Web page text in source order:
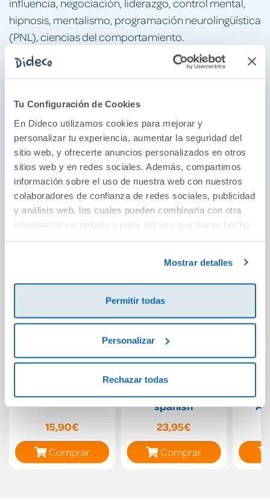
Tu Configuración de Cookies
En Dideco utilizamos cookies para mejorar y
personalizar tu experiencia, aumentar la seguridad del
sitio web, y ofrecerte anuncios personalizados en otros
sitios web y en redes sociales. Además, compartimos
información sobre el uso de nuestra web con nuestros
colaboradores de confianza de redes sociales, publicidad
y análisis web, los cuales pueden combinarla con otra
información recopilada a partir del uso que hayas hecho
Mostrar detalles
Permitir todas
Personalizar
Rechazar todas
hipnosis, mentalismo, programación neurolingüística
(PNL), ciencias del comportamiento.
Atención:
He ocultado un mensaje secreto entre las
páginas de este libro con el que obtendrás respuesta
a todas tus preguntas sobre la mente sin necesidad,
siquiera, de leértelo. Si lo consigues resolver
(permíteme dudarlo), contáctame por redes porque
no todos los días conozco a alguien como tú.
También podría gustarte...
Navidad
15,90€
Comprar
Options 4 eso
basic practice
spanish
23,95€
Comprar